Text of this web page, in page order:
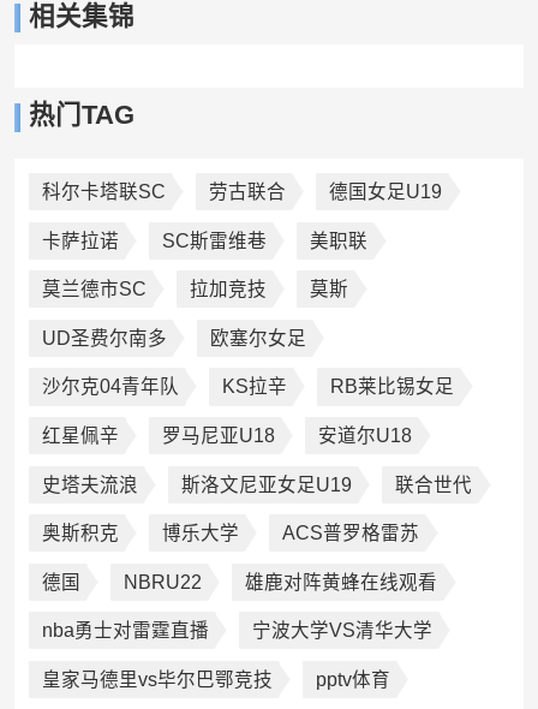
相关集锦
热门TAG
科尔卡塔联SC 劳古联合 德国女足U19
卡萨拉诺 SC斯雷维巷 美职联
莫兰德市SC 拉加竞技 莫斯
UD圣费尔南多 欧塞尔女足
沙尔克04青年队 KS拉辛 RB莱比锡女足
红星佩辛 罗马尼亚U18 安道尔U18
史塔夫流浪 斯洛文尼亚女足U19 联合世代
奥斯积克 博乐大学 ACS普罗格雷苏
德国 NBRU22 雄鹿对阵黄蜂在线观看
nba勇士对雷霆直播 宁波大学VS清华大学
皇家马德里vs毕尔巴鄂竞技 pptv体育